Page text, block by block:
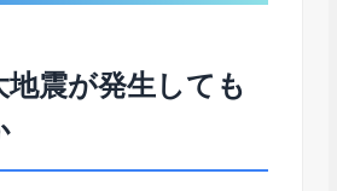
地震が発生しても